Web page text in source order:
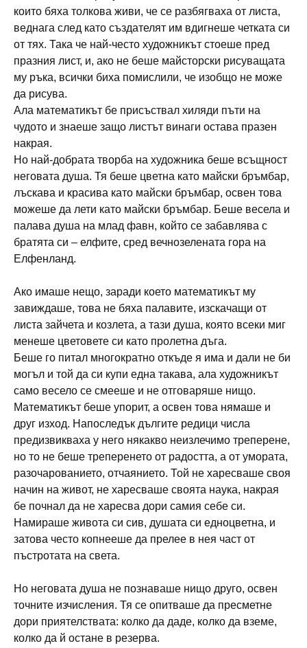
които бяха толкова живи, че се разбягваха от листа,
веднага след като създателят им вдигнеше четката си
от тях. Така че най-често художникът стоеше пред
празния лист, и, ако не беше майсторски рисуващата
му ръка, всички биха помислили, че изобщо не може
да рисува.
Ала математикът бе присъствал хиляди пъти на
чудото и знаеше защо листът винаги остава празен
накрая.
Но най-добрата творба на художника беше всъщност
неговата душа. Тя беше цветна като майски бръмбар,
лъскава и красива като майски бръмбар, освен това
можеше да лети като майски бръмбар. Беше весела и
палава душа на млад фавн, който се забавлява с
братята си – елфите, сред вечнозелената гора на
Елфенланд.
Ако имаше нещо, заради което математикът му
завиждаше, това не бяха палавите, изскачащи от
листа зайчета и козлета, а тази душа, която всеки миг
менеше цветовете си като пролетна дъга.
Беше го питал многократно откъде я има и дали не би
могъл и той да си купи една такава, ала художникът
само весело се смееше и не отговаряше нищо.
Математикът беше упорит, а освен това нямаше и
друг изход. Напоследък дългите редици числа
предизвикваха у него някакво неизлечимо треперене,
но то не беше треперенето от радостта, а от умората,
разочарованието, отчаянието. Той не харесваше своя
начин на живот, не харесваше своята наука, накрая
бе почнал да не харесва дори самия себе си.
Намираше живота си сив, душата си едноцветна, и
затова често копнееше да прелее в нея част от
пъстротата на света.
Но неговата душа не познаваше нищо друго, освен
точните изчисления. Тя се опитваше да пресметне
дори приятелствата: колко да даде, колко да вземе,
колко да й остане в резерва.